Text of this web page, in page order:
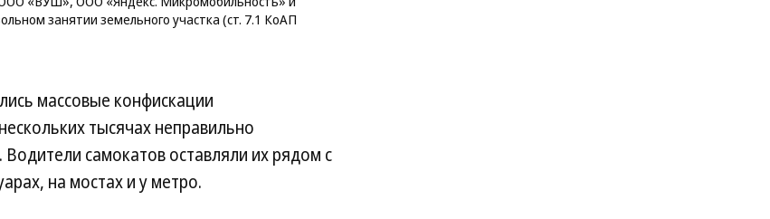
занятии земельного участка (ст. 7.1 КоАП
массовые конфискации
тысячах неправильно
самокатов оставляли их рядом с
на мостах и у метро.